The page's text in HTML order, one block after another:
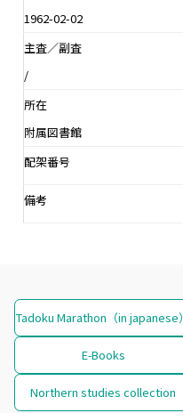
1962-02-02
主査／副査
/
所在
附属図書館
配架番号
備考
Tadoku Marathon（in japanese）
E-Books
Northern studies collection